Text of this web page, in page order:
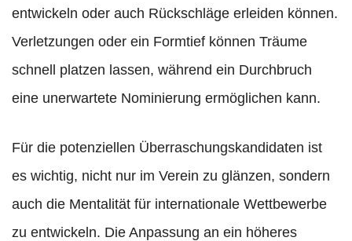
entwickeln oder auch Rückschläge erleiden können.
Verletzungen oder ein Formtief können Träume
schnell platzen lassen, während ein Durchbruch
eine unerwartete Nominierung ermöglichen kann.
Für die potenziellen Überraschungskandidaten ist
es wichtig, nicht nur im Verein zu glänzen, sondern
auch die Mentalität für internationale Wettbewerbe
zu entwickeln. Die Anpassung an ein höheres